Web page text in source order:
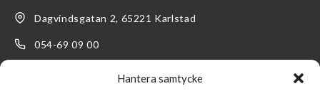
Hantera samtycke
Dagvindsgatan 2, 65221 Karlstad
054-69 09 00